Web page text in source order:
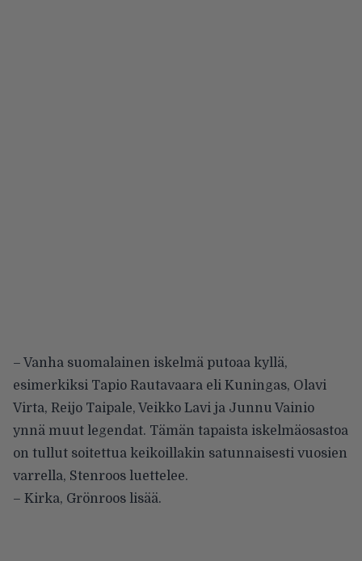
– Vanha suomalainen iskelmä putoaa kyllä,
esimerkiksi Tapio Rautavaara eli Kuningas, Olavi
Virta, Reijo Taipale, Veikko Lavi ja Junnu Vainio
ynnä muut legendat. Tämän tapaista iskelmäosastoa
on tullut soitettua keikoillakin satunnaisesti vuosien
varrella, Stenroos luettelee.
– Kirka, Grönroos lisää.